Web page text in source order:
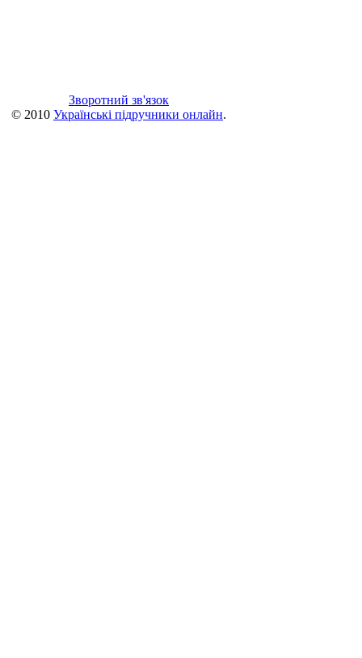
Зворотний зв'язок
© 2010 Українські підручники онлайн.